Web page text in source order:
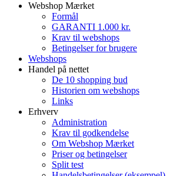
Webshop Mærket
Formål
GARANTI 1.000 kr.
Krav til webshops
Betingelser for brugere
Webshops
Handel på nettet
De 10 shopping bud
Historien om webshops
Links
Erhverv
Administration
Krav til godkendelse
Om Webshop Mærket
Priser og betingelser
Split test